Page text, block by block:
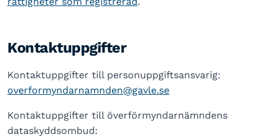
Kontaktuppgifter
Kontaktuppgifter till personuppgiftsansvarig:
overformyndarnamnden@gavle.se
Kontaktuppgifter till överförmyndarnämndens
dataskyddsombud: